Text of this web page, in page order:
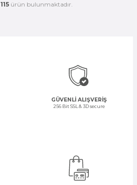
115ürün bulunmaktadır.
GÜVENLİ ALIŞVERİŞ
256 Bit SSL & 3D secure